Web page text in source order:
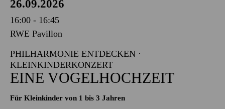
26.09.2026
16:00 - 16:45
RWE Pavillon
PHILHARMONIE ENTDECKEN ·
KLEINKINDERKONZERT
EINE VOGELHOCHZEIT
Für Kleinkinder von 1 bis 3 Jahren